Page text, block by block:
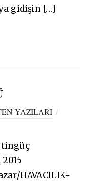
gidişin […]
YAZILARI
HAVACILIK-